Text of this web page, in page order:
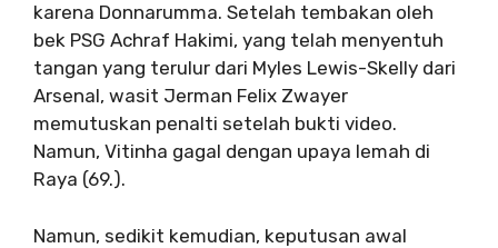
karena Donnarumma. Setelah tembakan oleh
bek PSG Achraf Hakimi, yang telah menyentuh
tangan yang terulur dari Myles Lewis-Skelly dari
Arsenal, wasit Jerman Felix Zwayer
memutuskan penalti setelah bukti video.
Namun, Vitinha gagal dengan upaya lemah di
Raya (69.).
Namun, sedikit kemudian, keputusan awal